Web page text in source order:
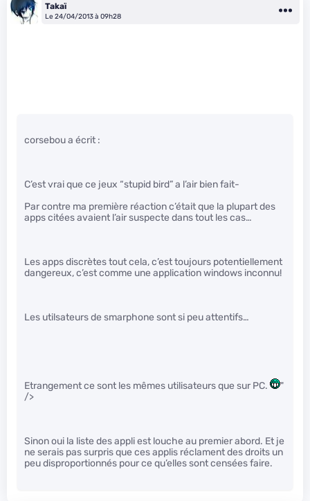
Takaï
Le 24/04/2013 à 09h28
corsebou a écrit :
C’est vrai que ce jeux “stupid bird” a l’air bien fait-
Par contre ma première réaction c’était que la plupart des
apps citées avaient l’air suspecte dans tout les cas…
Les apps discrètes tout cela, c’est toujours potentiellement
dangereux, c’est comme une application windows inconnu!
Les utilsateurs de smarphone sont si peu attentifs…
Etrangement ce sont les mêmes utilisateurs que sur PC.
"
/>
Sinon oui la liste des appli est louche au premier abord. Et je
ne serais pas surpris que ces applis réclament des droits un
peu disproportionnés pour ce qu’elles sont censées faire.